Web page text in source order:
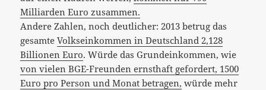
Milliarden Euro zusammen.
Andere Zahlen, noch deutlicher: 2013 betrug das
gesamteVolkseinkommen in Deutschland 2,128
Billionen Euro. Würde das Grundeinkommen, wie
von vielen BGE-Freunden ernsthaft gefordert, 1500
Euro pro Person und Monat betragen, würde mehr